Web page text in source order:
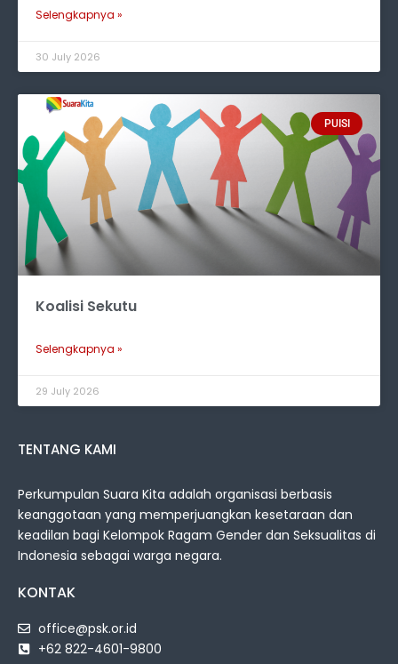
Selengkapnya »
30 July 2026
PUISI
Koalisi Sekutu
Selengkapnya »
29 July 2026
TENTANG KAMI
Perkumpulan Suara Kita adalah organisasi berbasis
keanggotaan yang memperjuangkan kesetaraan dan
keadilan bagi Kelompok Ragam Gender dan Seksualitas di
Indonesia sebagai warga negara.
KONTAK
office@psk.or.id
+62 822-4601-9800